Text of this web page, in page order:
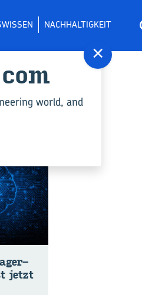
NACHHALTIGKEIT
jetzt
×
world, and